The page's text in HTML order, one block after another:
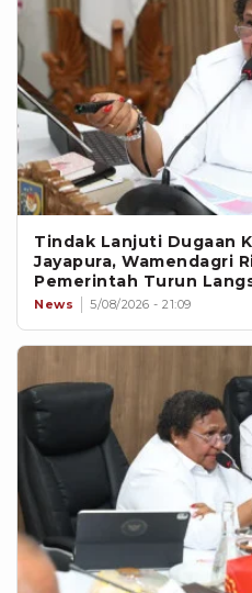
Tindak Lanjuti Dugaan
Jayapura, Wamendagri
Pemerintah Turun
News 5/08/2026 - 21:09